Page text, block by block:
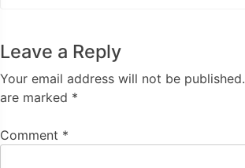
Leave a Reply
Your email address will not be published.
are marked *
Comment *